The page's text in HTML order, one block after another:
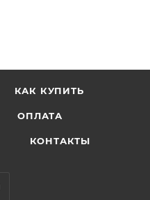
КАК КУПИТЬ
ОПЛАТА
КОНТАКТЫ